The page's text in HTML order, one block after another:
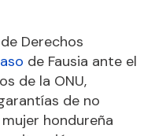
Derechos
de Fausia ante el
de la ONU,
de no
hondureña